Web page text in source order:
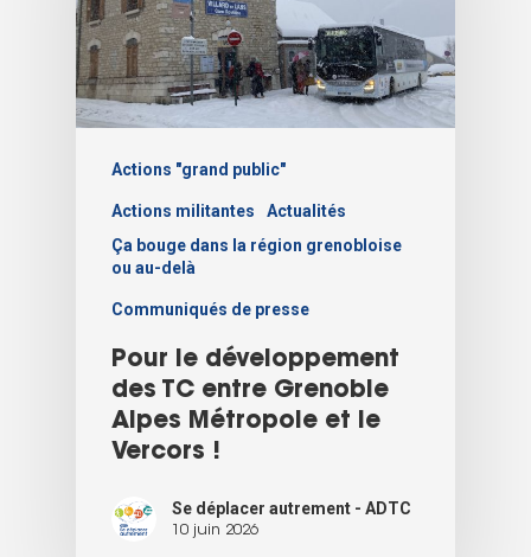
Actions "grand public"
Actions militantes
Actualités
Ça bouge dans la région grenobloise
ou au-delà
Communiqués de presse
Pour le développement
des TC entre Grenoble
Alpes Métropole et le
Vercors !
Se déplacer autrement - ADTC
10 juin 2026